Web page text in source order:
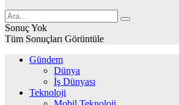
Sonuç Yok
Tüm Sonuçları Görüntüle
Gündem
Dünya
İş Dünyası
Teknoloji